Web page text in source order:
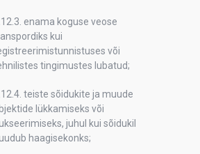
enama koguse veose
kui
või
tingimustes lubatud;
teiste sõidukite ja muude
lükkamiseks või
juhul kui sõidukil
haagisekonks;